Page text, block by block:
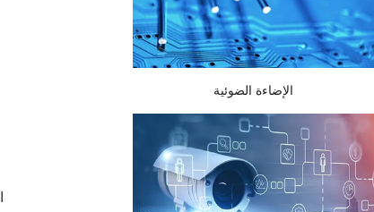
الإضاءة الضوئية